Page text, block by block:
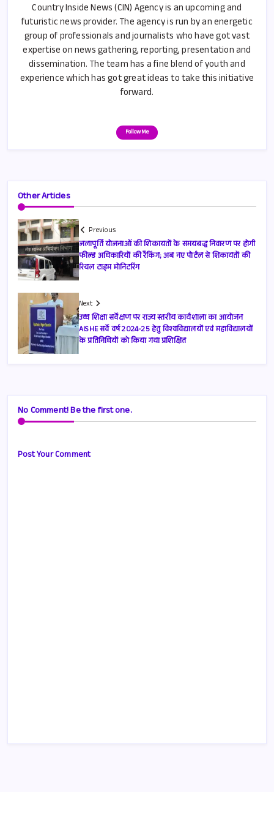
Country Inside News (CIN) Agency is an upcoming and
futuristic news provider. The agency is run by an energetic
group of professionals and journalists who have got vast
expertise on news gathering, reporting, presentation and
dissemination. The team has a fine blend of youth and
experience which has got great ideas to take this initiative
forward.
Follow Me
Other Articles
Previous
जलापूर्ति योजनाओं की शिकायतों के समयबद्ध निवारण पर होगी
फील्ड अधिकारियों की रैंकिंग; अब नए पोर्टल से शिकायतों की
रियल टाइम मोनिटरिंग
Next
उच्च शिक्षा सर्वेक्षण पर राज्य स्तरीय कार्यशाला का आयोजन
AISHE सर्वे वर्ष 2024-25 हेतु विश्वविद्यालयों एवं महाविद्यालयों
के प्रतिनिधियों को किया गया प्रशिक्षित
No Comment! Be the first one.
Post Your Comment